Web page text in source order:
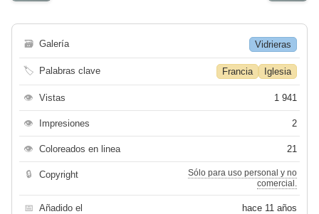
🗃 Galería Vidrieras
🏷 Palabras clave Francia Iglesia
👁 Vistas 1 941
👁 Impresiones 2
👁 Coloreados en linea 21
🔒 Copyright
Sólo para uso personal y no
comercial.
📅 Añadido el hace 11 años